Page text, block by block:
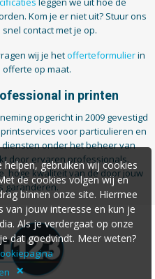
Kom je er niet uit? Stuur ons
contact met je op.
wij je hetofferteformulierin
op maat.
in printen
opgericht in 2009 gevestigd
voor particulieren en
onder het beheer van
door ervaren professionals.
hoge kwaliteit van de door jouw
garanderen.
gebruiken wij cookies
de cookies volgen wij en
binnen onze site. Hiermee
van jouw interesse en kun je
Als je verdergaat op onze
dat goedvindt. Meer weten?
×